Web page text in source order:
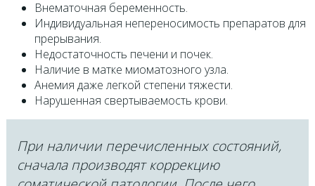
Внематочная беременность.
Индивидуальная непереносимость препаратов для
прерывания.
Недостаточность печени и почек.
Наличие в матке миоматозного узла.
Анемия даже легкой степени тяжести.
Нарушенная свертываемость крови.
При наличии перечисленных состояний,
сначала производят коррекцию